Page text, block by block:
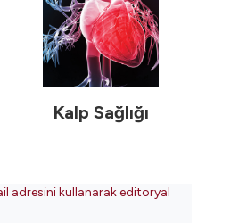
Kalp Sağlığı
adresini kullanarak editoryal